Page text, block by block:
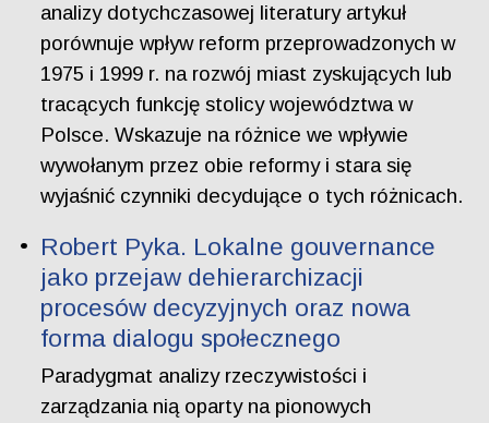
analizy dotychczasowej literatury artykuł
porównuje wpływ reform przeprowadzonych w
1975 i 1999 r. na rozwój miast zyskujących lub
tracących funkcję stolicy województwa w
Polsce. Wskazuje na różnice we wpływie
wywołanym przez obie reformy i stara się
wyjaśnić czynniki decydujące o tych różnicach.
Robert Pyka. Lokalne gouvernance
jako przejaw dehierarchizacji
procesów decyzyjnych oraz nowa
forma dialogu społecznego
Paradygmat analizy rzeczywistości i
zarządzania nią oparty na pionowych